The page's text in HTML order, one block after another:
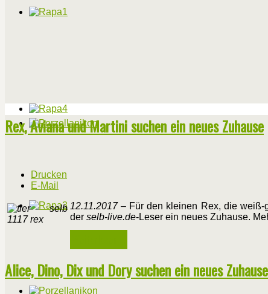
Rex, Aviana und Martini suchen ein neues Zuhause
Drucken
E-Mail
12.11.2017– Für den kleinen Rex, die weiß-
der selb-live.de-Leser ein neues Zuhause.
Alice, Dino, Dix und Dory suchen ein neues Zuhause